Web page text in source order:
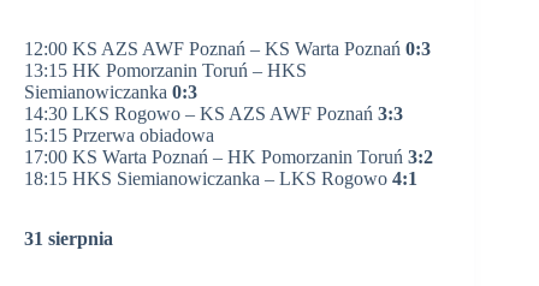
12:00 KS AZS AWF Poznań – KS Warta Poznań 0:3
13:15 HK Pomorzanin Toruń – HKS
Siemianowiczanka 0:3
14:30 LKS Rogowo – KS AZS AWF Poznań 3:3
15:15 Przerwa obiadowa
17:00 KS Warta Poznań – HK Pomorzanin Toruń 3:2
18:15 HKS Siemianowiczanka – LKS Rogowo 4:1
31 sierpnia